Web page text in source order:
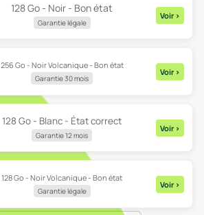
128 Go - Noir - Bon état
Garantie légale
Voir >
256 Go - Noir Volcanique - Bon état
Garantie 30 mois
Voir >
128 Go - Blanc - État correct
Garantie 12 mois
Voir >
128 Go - Noir Volcanique - Bon état
Garantie légale
Voir >